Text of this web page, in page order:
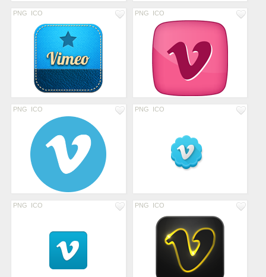
PNG ICO PNG ICO
PNG ICO PNG ICO
PNG ICO PNG ICO